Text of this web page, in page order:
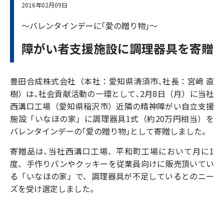
2016年02月09日
～バレンタインデーに｢愛の贈り物｣～
障がい者支援施設に調理器具を寄贈
豊田合成株式会社（本社：愛知県清須市､社長：宮﨑 直
樹）は､社会貢献活動の一環として､2月8日（月）に当社
西溝口工場（愛知県稲沢市）近隣の精神障がい自立支援
施設「いなほの家」に調理器具1式（約20万円相当）を
バレンタインデーの｢愛の贈り物｣として寄贈しました。
寄贈品は､当社西溝口工場、平和町工場において月に1
度、手作りパンやクッキーを従業員向けに販売頂いてい
る「いなほの家」で、調理器具が不足しているとのニー
ズを受け選定しました。